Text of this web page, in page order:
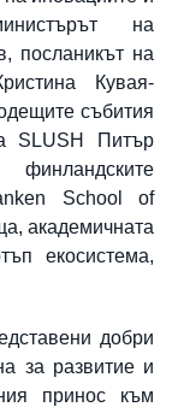
на
посланикът на
Кувая-
събития
SLUSH Питър
School of
академичната
екосистема,
добри
за развитие и
принос към